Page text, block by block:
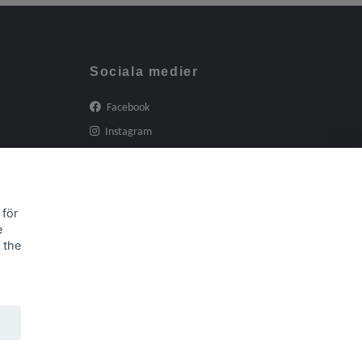
Sociala medier
Facebook
Instagram
för
the